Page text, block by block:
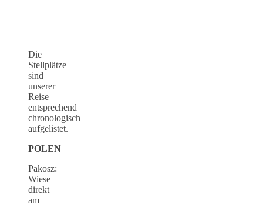
Die
Stellplätze
sind
unserer
Reise
entsprechend
chronologisch
aufgelistet.
POLEN
Pakosz:
Wiese
direkt
am